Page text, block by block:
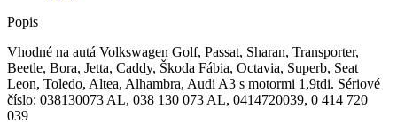
1.9TDI
AWX
AVF
Popis
Vhodné na autá Volkswagen Golf, Passat, Sharan, Transporter,
Beetle, Bora, Jetta, Caddy, Škoda Fábia, Octavia, Superb, Seat
Leon, Toledo, Altea, Alhambra, Audi A3 s motormi 1,9tdi. Sériové
číslo: 038130073 AL, 038 130 073 AL, 0414720039, 0 414 720
039